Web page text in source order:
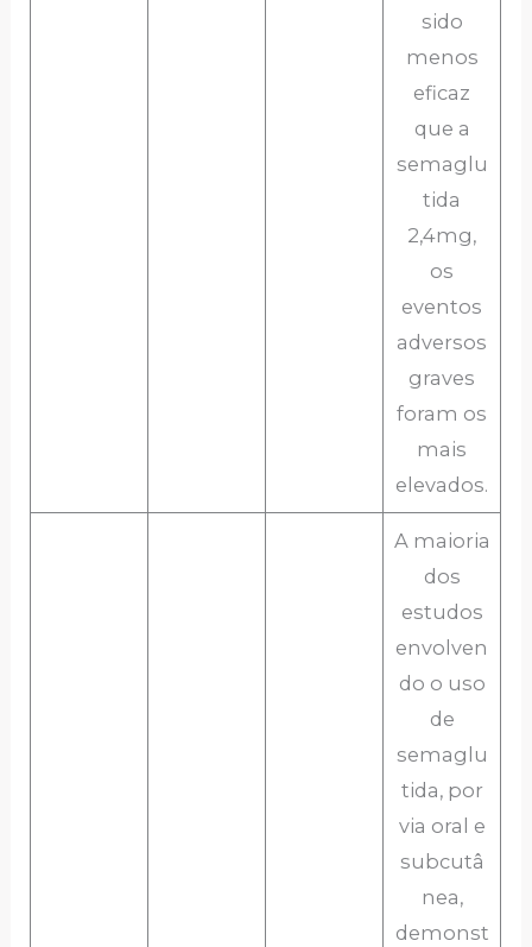
sido
menos
eficaz
que a
semaglu
tida
2,4mg,
os
eventos
adversos
graves
foram os
mais
elevados.
A maioria
dos
estudos
envolven
do o uso
de
semaglu
tida, por
via oral e
subcutâ
nea,
demonst